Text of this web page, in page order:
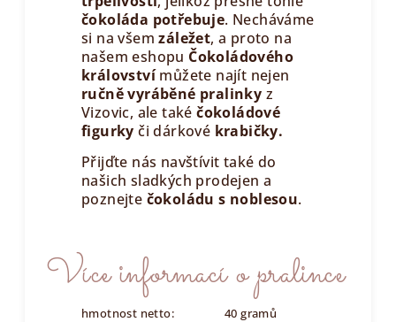
čokoláda potřebuje. Necháváme
si na všemzáležet, a proto na
našem eshopu Čokoládového
královstvímůžete najít nejen
ručně vyráběné pralinky z
Vizovic, ale takéčokoládové
figurky či dárkové krabičky.
Přijďte nás navštívit také do
našich sladkých prodejen a
poznejte čokoládu s noblesou.
Více informací o pralince
hmotnost netto:
40 gramů